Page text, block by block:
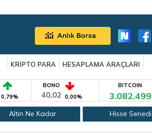
KRİPTO PARA
HESAPLAMA ARAÇLARI
0,79%
BONO
40,02 0,00%
BITCOIN
3.082.499
Altın Ne Kadar Hisse Senedi